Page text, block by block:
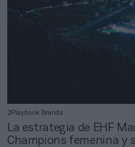
2Playbook Brands
La estrategia de EHF
Champions femenina y